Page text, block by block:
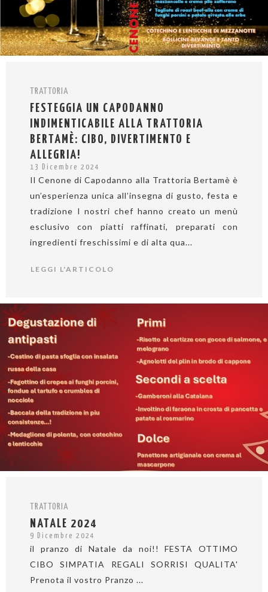
TRATTORIA
FESTEGGIA UN CAPODANNO
INDIMENTICABILE ALLA TRATTORIA
BERTAMÈ: CIBO, DIVERTIMENTO E
ALLEGRIA!
13 Dicembre 2024
Il Cenone di Capodanno alla Trattoria Bertamè è
un’esperienza unica all’insegna di gusto, festa e
tradizione I nostri chef hanno creato un menù
esclusivo con piatti raffinati, preparati con
ingredienti freschissimi e di alta qua...
LEGGI L'ARTICOLO
TRATTORIA
NATALE 2024
9 Dicembre 2024
il pranzo di Natale da noi!! FESTA OTTIMO
CIBO SIMPATIA REGALI SORRISI QUALITA'
Prenota il vostro Pranzo ...